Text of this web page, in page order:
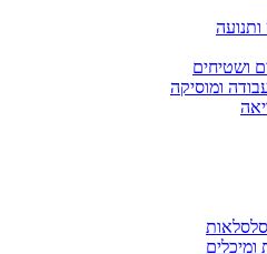
ותנועה
ושטיחים
ומוסיקה
ומיכלים